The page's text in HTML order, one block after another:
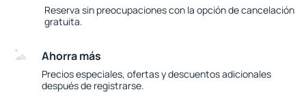
Reserva sin preocupaciones con la opción de cancelación
gratuita.
Ahorra más
Precios especiales, ofertas y descuentos adicionales
después de registrarse.